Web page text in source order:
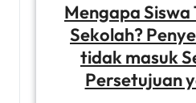
Mengapa
Sekolah?
tidak masuk
Persetujuan